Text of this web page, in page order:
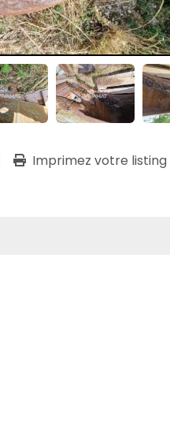
Imprimez votre listing